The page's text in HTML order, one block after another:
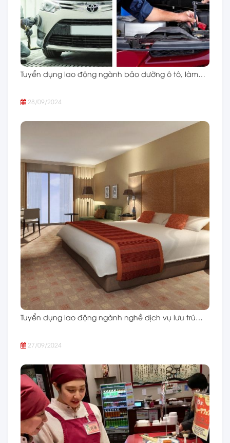
Tuyển dụng lao động ngành bảo dưỡng ô tô, làm…
28/09/2024
Tuyển dụng lao động ngành nghề dịch vụ lưu trú…
27/09/2024